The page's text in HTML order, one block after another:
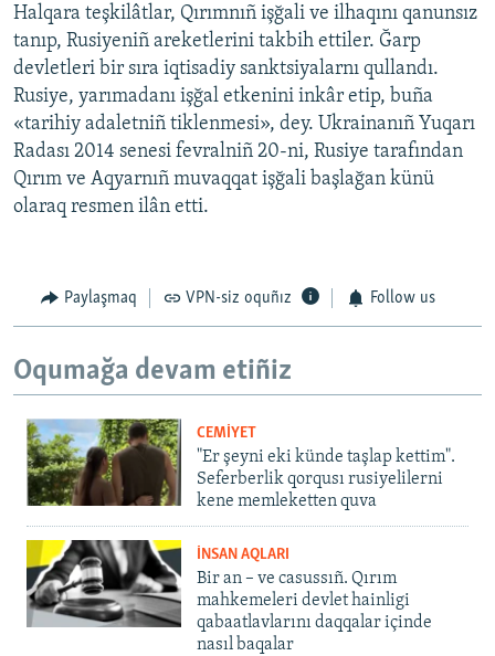
Halqara teşkilâtlar, Qırımnıñ işğali ve ilhaqını qanunsız
tanıp, Rusiyeniñ areketlerini takbih ettiler. Ğarp
devletleri bir sıra iqtisadiy sanktsiyalarnı qullandı.
Rusiye, yarımadanı işğal etkenini inkâr etip, buña
«tarihiy adaletniñ tiklenmesi», dey. Ukrainanıñ Yuqarı
Radası 2014 senesi fevralniñ 20-ni, Rusiye tarafından
Qırım ve Aqyarnıñ muvaqqat işğali başlağan künü
olaraq resmen ilân etti.
Paylaşmaq VPN-siz oquñız Follow us
Oqumağa devam etiñiz
CEMİYET
"Er şeyni eki künde taşlap kettim".
Seferberlik qorqusı rusiyelilerni
kene memleketten quva
İNSAN AQLARI
Bir an – ve casussıñ. Qırım
mahkemeleri devlet hainligi
qabaatlavlarını daqqalar içinde
nasıl baqalar